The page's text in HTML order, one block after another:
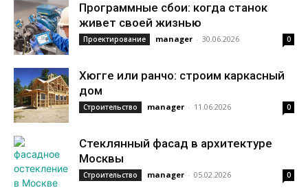
Программные сбои: когда станок
живет своей жизнью
Проектирование manager - 30.06.2026 0
Хюгге или ранчо: строим каркасный
дом
Строительство manager - 11.06.2026 0
Стеклянный фасад в архитектуре
Москвы
Строительство manager - 05.02.2026 0